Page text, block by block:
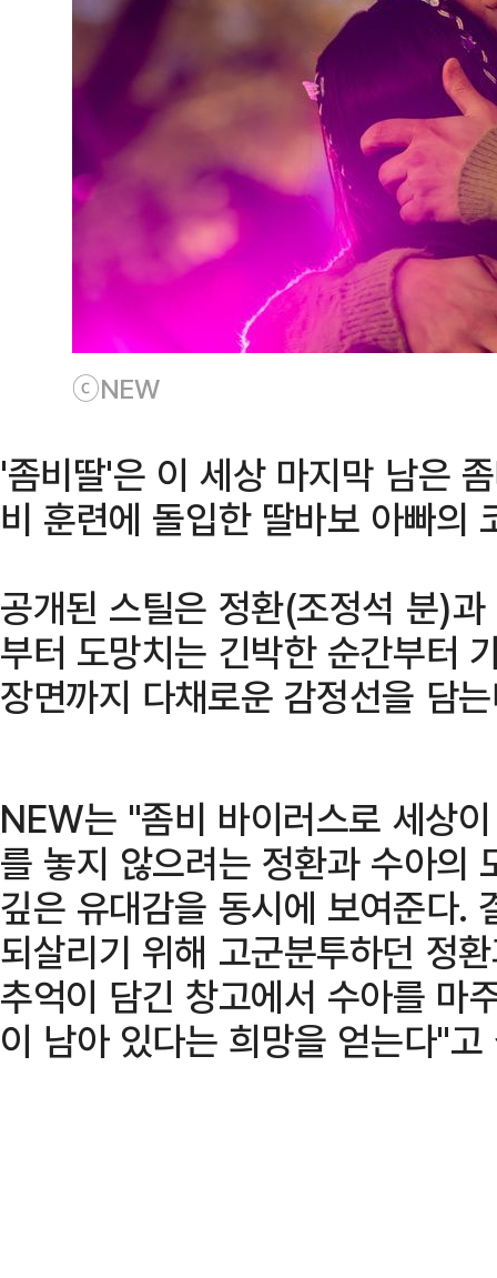
ⓒNEW
'좀비딸'은 이 세상 마지막 남은
비 훈련에 돌입한 딸바보 아빠의
공개된 스틸은 정환(조정석 분)
부터 도망치는 긴박한 순간부터
장면까지 다채로운 감정선을 담
NEW는 "좀비 바이러스로 세상
를 놓지 않으려는 정환과 수아의
깊은 유대감을 동시에 보여준다.
되살리기 위해 고군분투하던 정
추억이 담긴 창고에서 수아를 마
이 남아 있다는 희망을 얻는다"고